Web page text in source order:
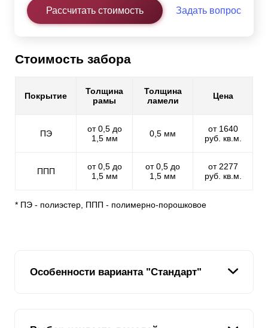
Рассчитать стоимость Задать вопрос
Стоимость забора
Покрытие
Толщина
рамы
Толщина
ламели
Цена
ПЭ
от 0,5 до
1,5 мм
0,5 мм
от 1640
руб. кв.м.
ППП
от 0,5 до
1,5 мм
от 0,5 до
1,5 мм
от 2277
руб. кв.м.
* ПЭ - полиэстер, ППП - полимерно-порошковое
Особенности варианта "Стандарт"
В линейке заборных конструкций вариант